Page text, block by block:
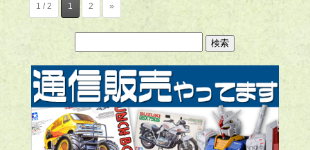
1 / 2 1 2 »